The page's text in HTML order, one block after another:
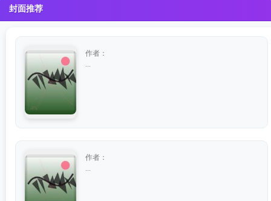
封面推荐
作者：
作者：